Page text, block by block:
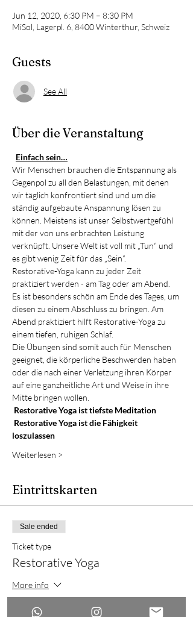
Jun 12, 2020, 6:30 PM – 8:30 PM
MiSol, Lagerpl. 6, 8400 Winterthur, Schweiz
Guests
See All
Über die Veranstaltung
Einfach sein…
Wir Menschen brauchen die Entspannung als
Gegenpol zu all den Belastungen, mit denen
wir täglich konfrontiert sind und um die
ständig aufgebaute Anspannung lösen zu
können. Meistens ist unser Selbstwertgefühl
mit der von uns erbrachten Leistung
verknüpft. Unsere Welt ist voll mit „Tun“ und
es gibt wenig Zeit für das „Sein“.
Restorative-Yoga kann zu jeder Zeit
praktiziert werden - am Tag oder am Abend.
Es ist besonders schön am Ende des Tages, um
diesen zu einem Abschluss zu bringen. Am
Abend praktiziert hilft Restorative-Yoga zu
einem tiefen, ruhigen Schlaf.
Die Übungen sind somit auch für Menschen
geeignet, die körperliche Beschwerden haben
oder die nach einer Verletzung ihren Körper
auf eine ganzheitliche Art und Weise in ihre
Mitte bringen wollen.
Restorative Yoga ist tiefste Meditation
Restorative Yoga ist die Fähigkeit
loszulassen
Weiterlesen >
Eintrittskarten
Sale ended
Ticket type
Restorative Yoga
More info